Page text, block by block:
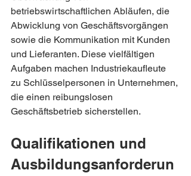
betriebswirtschaftlichen Abläufen, die
Abwicklung von Geschäftsvorgängen
sowie die Kommunikation mit Kunden
und Lieferanten. Diese vielfältigen
Aufgaben machen Industriekaufleute
zu Schlüsselpersonen in Unternehmen,
die einen reibungslosen
Geschäftsbetrieb sicherstellen.
Qualifikationen und
Ausbildungsanforderun